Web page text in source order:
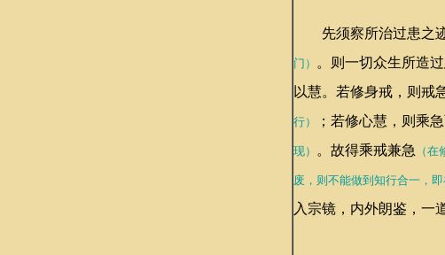
先须察所治过患之迹
门） 。则一切众生所造
以慧。若修身戒，则戒
行） ；若修心慧，则乘
现） 。故得乘戒兼急 （
废，则不能做到知行合一，
入宗镜，内外朗鉴，一